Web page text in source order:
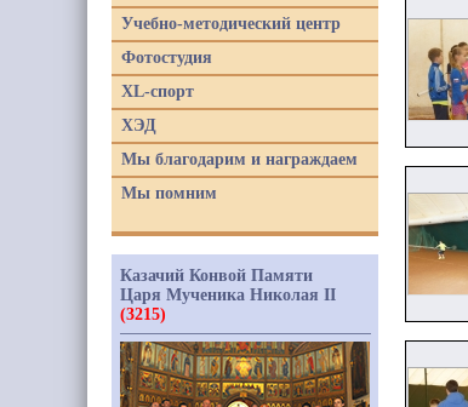
Учебно-методический центр
Фотостудия
XL-спорт
ХЭД
Мы благодарим и награждаем
Мы помним
Казачий Конвой Памяти
Царя Мученика Николая II
(3215)